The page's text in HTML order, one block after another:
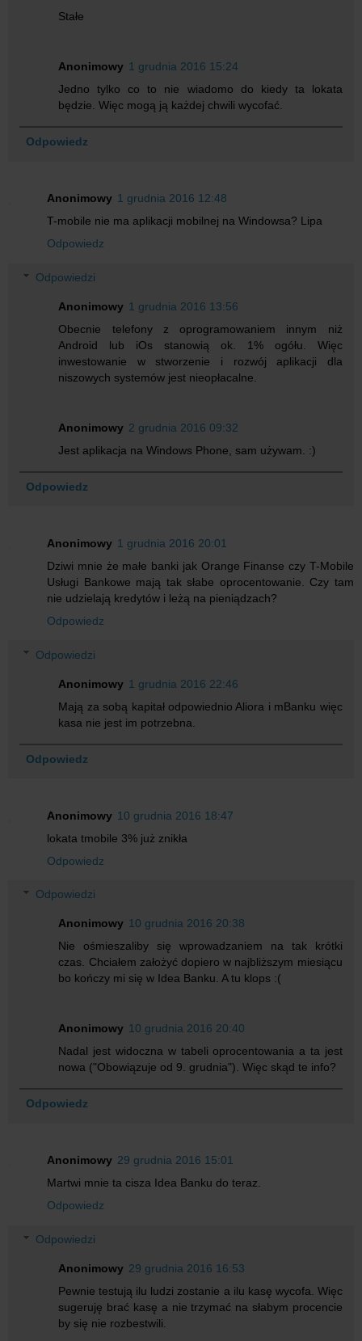
Stałe
Anonimowy 1 grudnia 2016 15:24
Jedno tylko co to nie wiadomo do kiedy ta lokata
będzie. Więc mogą ją każdej chwili wycofać.
Odpowiedz
Anonimowy 1 grudnia 2016 12:48
T-mobile nie ma aplikacji mobilnej na Windowsa? Lipa
Odpowiedz
Odpowiedzi
Anonimowy 1 grudnia 2016 13:56
Obecnie telefony z oprogramowaniem innym niż
Android lub iOs stanowią ok. 1% ogółu. Więc
inwestowanie w stworzenie i rozwój aplikacji dla
niszowych systemów jest nieopłacalne.
Anonimowy 2 grudnia 2016 09:32
Jest aplikacja na Windows Phone, sam używam. :)
Odpowiedz
Anonimowy 1 grudnia 2016 20:01
Dziwi mnie że małe banki jak Orange Finanse czy T-Mobile
Usługi Bankowe mają tak słabe oprocentowanie. Czy tam
nie udzielają kredytów i leżą na pieniądzach?
Odpowiedz
Odpowiedzi
Anonimowy 1 grudnia 2016 22:46
Mają za sobą kapitał odpowiednio Aliora i mBanku więc
kasa nie jest im potrzebna.
Odpowiedz
Anonimowy 10 grudnia 2016 18:47
lokata tmobile 3% już znikła
Odpowiedz
Odpowiedzi
Anonimowy 10 grudnia 2016 20:38
Nie ośmieszaliby się wprowadzaniem na tak krótki
czas. Chciałem założyć dopiero w najbliższym miesiącu
bo kończy mi się w Idea Banku. A tu klops :(
Anonimowy 10 grudnia 2016 20:40
Nadal jest widoczna w tabeli oprocentowania a ta jest
nowa ("Obowiązuje od 9. grudnia"). Więc skąd te info?
Odpowiedz
Anonimowy 29 grudnia 2016 15:01
Martwi mnie ta cisza Idea Banku do teraz.
Odpowiedz
Odpowiedzi
Anonimowy 29 grudnia 2016 16:53
Pewnie testują ilu ludzi zostanie a ilu kasę wycofa. Więc
sugeruję brać kasę a nie trzymać na słabym procencie
by się nie rozbestwili.